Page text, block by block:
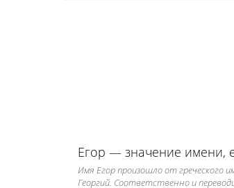
Имя Егор произошло от греческого
Георгий. Соответственно и